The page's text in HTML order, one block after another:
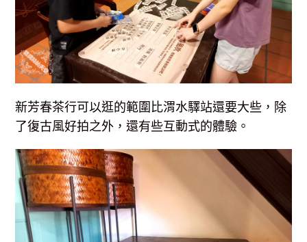
新芳春茶行可以逛的範圍比渭水驛站還要大些，除
了復古風好拍之外，還有些互動式的體驗。